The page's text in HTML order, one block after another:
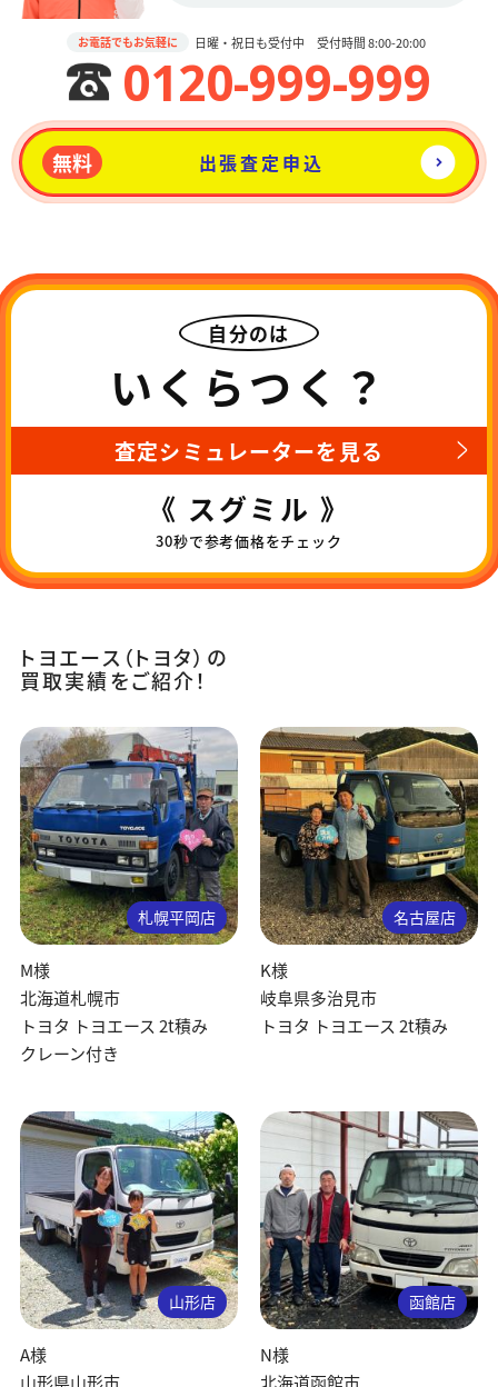
お電話でもお気軽に 日曜・祝日も受付中 受付時間 8:00-20:00
0120-999-999
無料 出張査定申込
自分のは
いくらつく？
査定シミュレーターを見る
《 スグミル 》
30秒で参考価格をチェック
トヨエース（トヨタ）の
買取実績をご紹介！
札幌平岡店
M様
北海道札幌市
トヨタ トヨエース 2t積み
クレーン付き
名古屋店
K様
岐阜県多治見市
トヨタ トヨエース 2t積み
山形店
A様
山形県山形市
函館店
N様
北海道函館市